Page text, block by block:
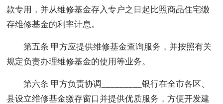
款专用，并从维修基金存入专户之日起比照商品住宅缴
存维修基金的利率计息。
第五条 甲方应提供维修基金查询服务，并按照有关
规定负责办理维修基金的使用等业务。
第六条 甲方负责协调_________银行在全市各区、
县设立维修基金缴存窗口并提供优质服务，方便开发建